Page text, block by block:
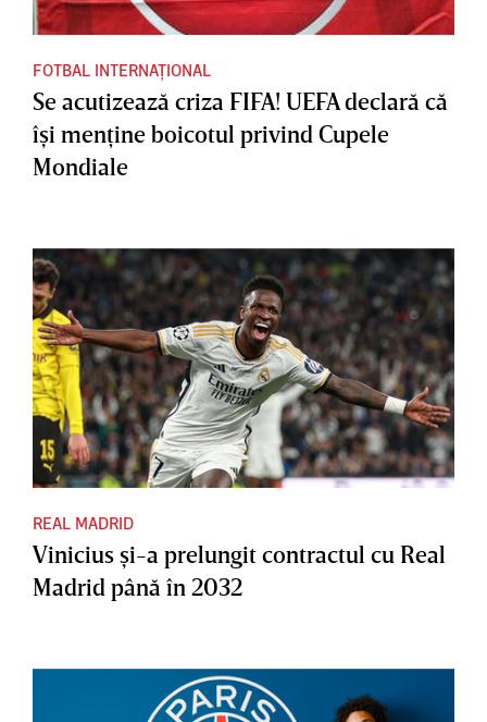
FOTBAL INTERNAȚIONAL
Se acutizează criza FIFA! UEFA declară că
îşi menţine boicotul privind Cupele
Mondiale
REAL MADRID
Vinicius şi-a prelungit contractul cu Real
Madrid până în 2032